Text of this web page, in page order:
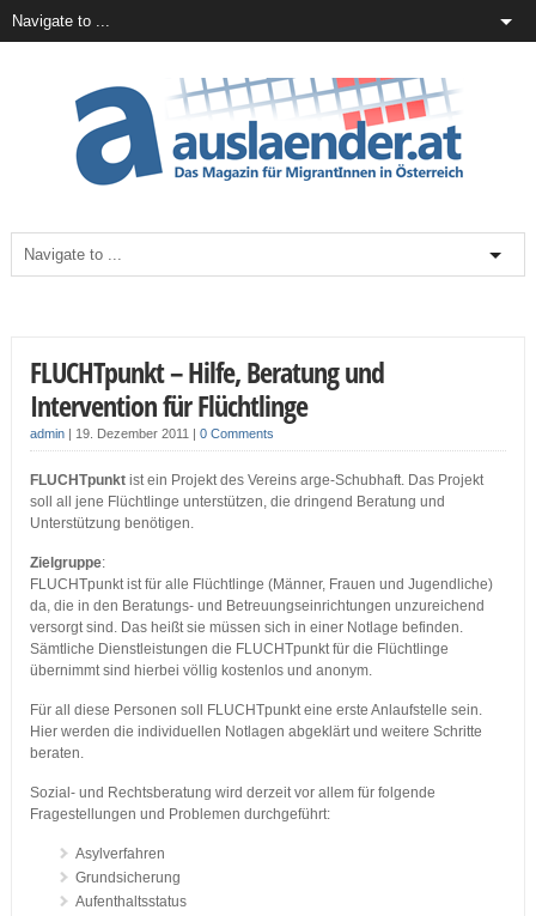
FLUCHTpunkt – Hilfe, Beratung und
Intervention für Flüchtlinge
admin| 19. Dezember 2011 | 0 Comments
FLUCHTpunktist ein Projekt des Vereins arge-Schubhaft. Das Projekt
soll all jene Flüchtlinge unterstützen, die dringend Beratung und
Unterstützung benötigen.
Zielgruppe:
FLUCHTpunkt ist für alle Flüchtlinge (Männer, Frauen und Jugendliche)
da, die in den Beratungs- und Betreuungseinrichtungen unzureichend
versorgt sind. Das heißt sie müssen sich in einer Notlage befinden.
Sämtliche Dienstleistungen die FLUCHTpunkt für die Flüchtlinge
übernimmt sind hierbei völlig kostenlos und anonym.
Für all diese Personen soll FLUCHTpunkt eine erste Anlaufstelle sein.
Hier werden die individuellen Notlagen abgeklärt und weitere Schritte
beraten.
Sozial- und Rechtsberatung wird derzeit vor allem für folgende
Fragestellungen und Problemen durchgeführt:
Asylverfahren
Grundsicherung
Aufenthaltsstatus